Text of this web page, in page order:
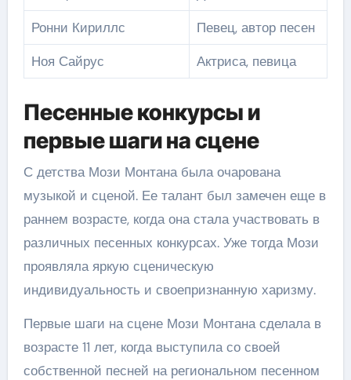
Ронни Кириллс
Певец, автор песен
Ноя Сайрус
Актриса, певица
Песенные конкурсы и
первые шаги на сцене
С детства Мози Монтана была очарована
музыкой и сценой. Ее талант был замечен еще в
раннем возрасте, когда она стала участвовать в
различных песенных конкурсах. Уже тогда Мози
проявляла яркую сценическую
индивидуальность и своепризнанную харизму.
Первые шаги на сцене Мози Монтана сделала в
возрасте 11 лет, когда выступила со своей
собственной песней на региональном песенном